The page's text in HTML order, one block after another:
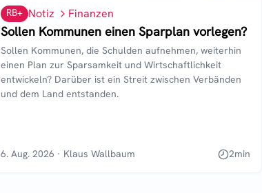
RB+ Notiz Finanzen
Sollen Kommunen einen Sparplan vorlegen?
Sollen Kommunen, die Schulden aufnehmen, weiterhin
einen Plan zur Sparsamkeit und Wirtschaftlichkeit
entwickeln? Darüber ist ein Streit zwischen Verbänden
und dem Land entstanden.
6. Aug. 2026 · Klaus Wallbaum 2min